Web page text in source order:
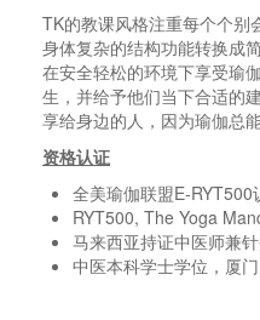
TK的教课风格注重每个个别
身体复杂的结构功能转换成
在安全轻松的环境下享受瑜
生，并给予他们当下合适的
享给身边的人，因为瑜伽总
资格认证
全美瑜伽联盟E-RYT500
RYT500, The Yoga
马来西亚持证中医师兼
中医本科学士学位，厦